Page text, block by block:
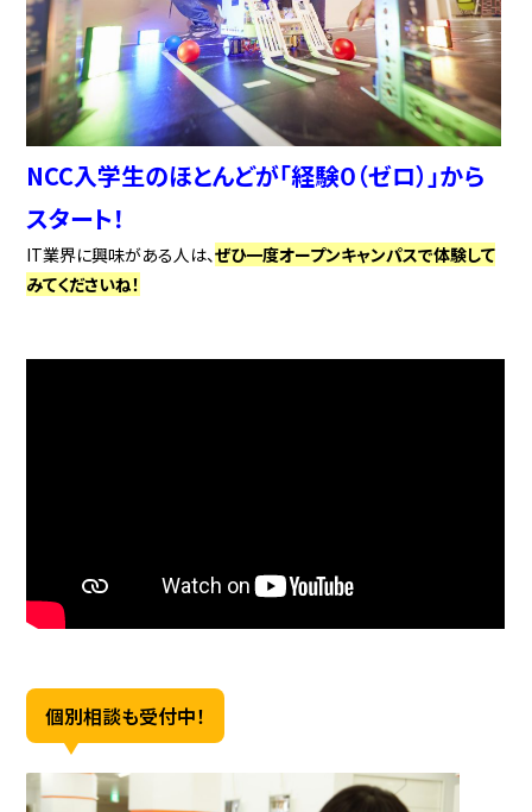
NCC入学生のほとんどが「経験０（ゼロ）」から
スタート！
IT業界に興味がある人は、ぜひ一度オープンキャンパスで体験して
みてくださいね！
個別相談も受付中！